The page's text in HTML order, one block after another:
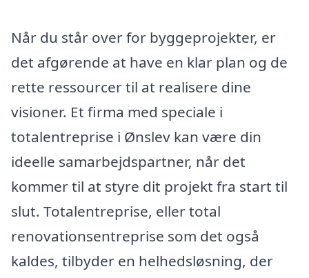
Når du står over for byggeprojekter, er
det afgørende at have en klar plan og de
rette ressourcer til at realisere dine
visioner. Et firma med speciale i
totalentreprise i Ønslev kan være din
ideelle samarbejdspartner, når det
kommer til at styre dit projekt fra start til
slut. Totalentreprise, eller total
renovationsentreprise som det også
kaldes, tilbyder en helhedsløsning, der